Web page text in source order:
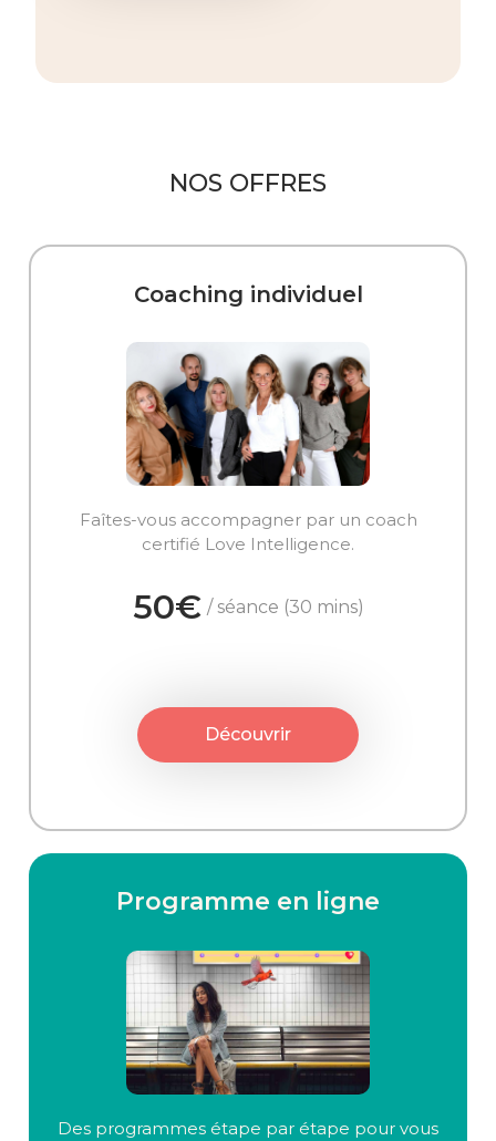
NOS OFFRES
Coaching individuel
Faîtes-vous accompagner par un coach
certifié Love Intelligence.
50€ / séance (30 mins)
Découvrir
Programme en ligne
Des programmes étape par étape pour vous